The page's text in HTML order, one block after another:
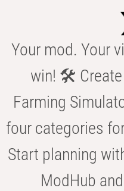
Your mod. Your
win! 🛠️
Farming
four categories
Start planning
ModHub